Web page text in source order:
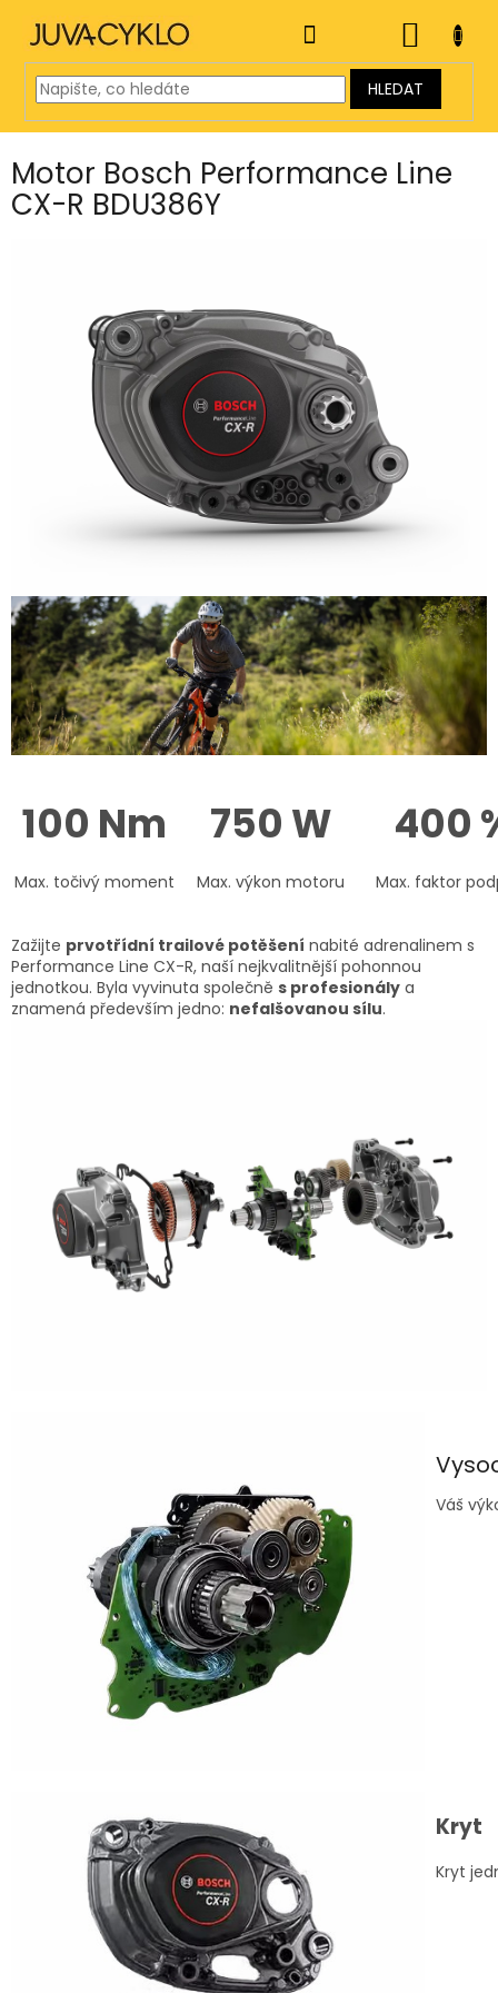
obsah
HLEDAT
KOŠÍK
Motor Bosch Performance Line
CX-R BDU386Y
100 Nm 750 W 400
Max. točivý moment Max. výkon motoru Max. faktor
Zažijte prvotřídní trailové potěšení nabité adrenalinem s
Performance Line CX-R, naší nejkvalitnější pohonnou
jednotkou. Byla vyvinuta společně s profesionály a
znamená především jedno: nefalšovanou sílu.
Váš
Kryt
Kryt